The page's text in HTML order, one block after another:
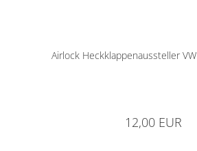
Airlock Heckklappenaussteller
12,00 EUR